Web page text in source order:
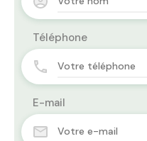
Téléphone
E-mail